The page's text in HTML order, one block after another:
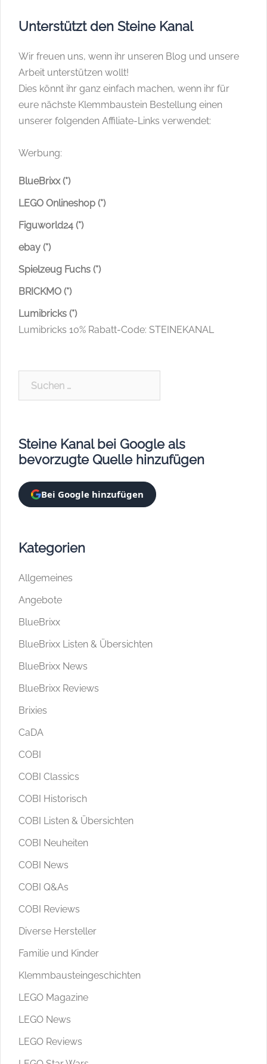
Unterstützt den Steine Kanal
Wir freuen uns, wenn ihr unseren Blog und unsere
Arbeit unterstützen wollt!
Dies könnt ihr ganz einfach machen, wenn ihr für
eure nächste Klemmbaustein Bestellung einen
unserer folgenden Affiliate-Links verwendet:
Werbung:
BlueBrixx (*)
LEGO Onlineshop (*)
Figuworld24 (*)
ebay (*)
Spielzeug Fuchs (*)
BRICKMO (*)
Lumibricks (*)
Lumibricks 10% Rabatt-Code: STEINEKANAL
Steine Kanal bei Google als
bevorzugte Quelle hinzufügen
Bei Google hinzufügen
Kategorien
Allgemeines
Angebote
BlueBrixx
BlueBrixx Listen & Übersichten
BlueBrixx News
BlueBrixx Reviews
Brixies
CaDA
COBI
COBI Classics
COBI Historisch
COBI Listen & Übersichten
COBI Neuheiten
COBI News
COBI Q&As
COBI Reviews
Diverse Hersteller
Familie und Kinder
Klemmbausteingeschichten
LEGO Magazine
LEGO News
LEGO Reviews